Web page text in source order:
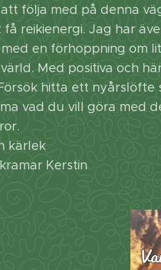
följa med på denna
reikienergi. Jag har
en förhoppning om
Med positiva och
hitta ett nyårslöfte
vad du vill göra med
kärlek
Kerstin